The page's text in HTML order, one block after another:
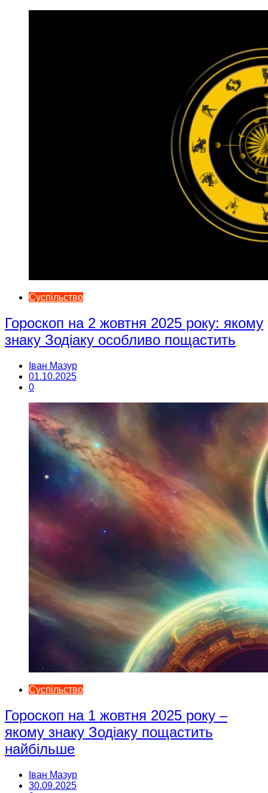
Суспільство
Гороскоп на 2 жовтня 2025 року: якому
знаку Зодіаку особливо пощастить
Іван Мазур
01.10.2025
0
Суспільство
Гороскоп на 1 жовтня 2025 року –
якому знаку Зодіаку пощастить
найбільше
Іван Мазур
30.09.2025